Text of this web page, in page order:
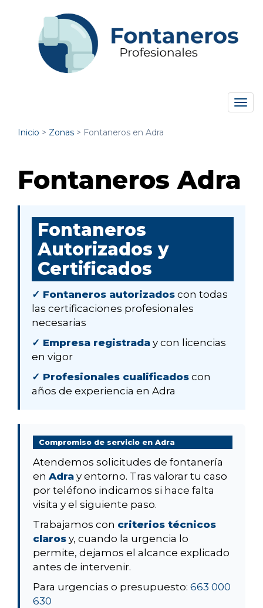
Inicio > Zonas > Fontaneros en Adra
Fontaneros Adra
Fontaneros
Autorizados y
Certificados
✓ Fontaneros autorizados con todas
las certificaciones profesionales
necesarias
✓ Empresa registrada y con licencias
en vigor
✓ Profesionales cualificados con
años de experiencia en Adra
Compromiso de servicio en Adra
Atendemos solicitudes de fontanería
en Adra y entorno. Tras valorar tu caso
por teléfono indicamos si hace falta
visita y el siguiente paso.
Trabajamos con criterios técnicos
claros y, cuando la urgencia lo
permite, dejamos el alcance explicado
antes de intervenir.
Para urgencias o presupuesto: 663 000
630